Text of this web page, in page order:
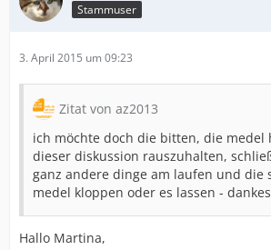
Stammuser
3. April 2015 um 09:23
Zitat von az2013
ich möchte doch die bitten, die medel
dieser diskussion rauszuhalten,
ganz andere dinge am laufen und die
medel kloppen oder es lassen -
Hallo Martina,